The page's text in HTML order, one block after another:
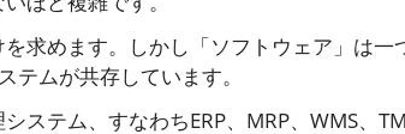
求めます。しかし「ソフトウェア」は
テムが共存しています。
ステム、すなわちERP、MRP、WMS、